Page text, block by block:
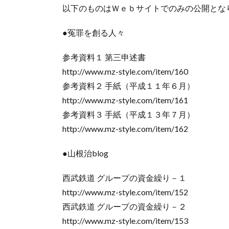
以下のものはＷｅｂサイトでのみの公開とな
●冤罪を創る人々
参考資料１ 第三申述書
http://www.mz-style.com/item/160
参考資料２ 手紙（平成１１年６月）
http://www.mz-style.com/item/161
参考資料３ 手紙（平成１３年７月）
http://www.mz-style.com/item/162
●山根治blog
西武鉄道 グループの資金繰り－１
http://www.mz-style.com/item/152
西武鉄道 グループの資金繰り－２
http://www.mz-style.com/item/153